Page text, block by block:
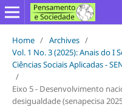
Home / Archives /
Vol. 1 No. 3 (2025): Anais do I
Ciências Sociais Aplicadas -
/
Eixo 5 - Desenvolvimento
desigualdade (senapecisa